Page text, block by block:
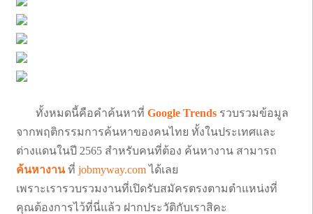
ทั้งหมดนี้คือคำค้นหาที่ Google Trends รวบรวมข้อมูล
จากพฤติกรรมการค้นหาของคนไทย ทั้งในประเทศและ
ต่างแดนในปี 2565 สำหรับคนที่ต้อง ค้นหางาน สามารถ
ค้นหางานที่ jobmyway.comได้เลย
เพราะเรารวบรวมงานที่เปิดรับสมัครตรงตามตำแหน่งที่
คุณต้องการไว้ที่นี่แล้ว ฝากประวัติกับเราสิคะ